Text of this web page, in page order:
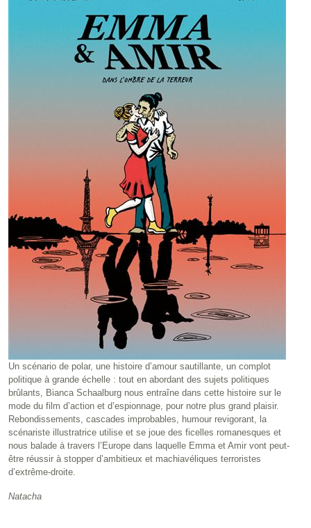
Un scénario de polar, une histoire d’amour sautillante, un complot
politique à grande échelle : tout en abordant des sujets politiques
brûlants, Bianca Schaalburg nous entraîne dans cette histoire sur le
mode du film d’action et d’espionnage, pour notre plus grand plaisir.
Rebondissements, cascades improbables, humour revigorant, la
scénariste illustratrice utilise et se joue des ficelles romanesques et
nous balade à travers l’Europe dans laquelle Emma et Amir vont peut-
être réussir à stopper d’ambitieux et machiavéliques terroristes
d’extrême-droite.
Natacha